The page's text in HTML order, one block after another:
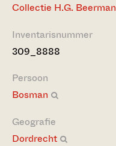
Collectie H.G. Beerman
Inventarisnummer
309_8888
Persoon
Bosman
Geografie
Dordrecht